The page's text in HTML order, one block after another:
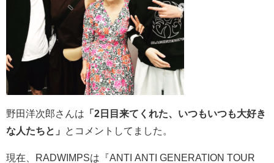
野田洋次郎さんは 「2日目来てくれた、いつもいつも大好き
な人たちと」
とコメントしてました。
現在、RADWIMPSは『ANTI ANTI GENERATION TOUR